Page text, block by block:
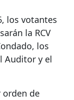
los votantes
la RCV
los
Auditor y el
orden de